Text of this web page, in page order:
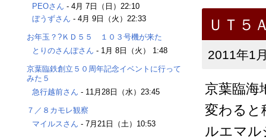
ＵＴ５
2011年1
京葉臨海
変わると
ルエマ
PEOさん - 4月 7日（日）22:10
ぼうずさん - 4月 9日（火）22:33
お年玉？?ＫＤ５５ １０３号機が来た
とりのさんぽさん - 1月 8日（火） 1:48
京葉臨鉄創立５０周年記念イベントに行って
みた５
急行越前さん - 11月28日（水）23:45
７／８カモレ観察
マイルスさん - 7月21日（土）10:53